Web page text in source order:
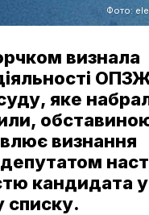
Фото:
визнала
яке
визнання
кандидата у
списку.